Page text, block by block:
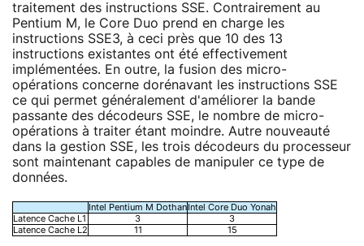
traitement des instructions SSE. Contrairement au
Pentium M, le Core Duo prend en charge les
instructions SSE3, à ceci près que 10 des 13
instructions existantes ont été effectivement
implémentées. En outre, la fusion des micro-
opérations concerne dorénavant les instructions SSE
ce qui permet généralement d'améliorer la bande
passante des décodeurs SSE, le nombre de micro-
opérations à traiter étant moindre. Autre nouveauté
dans la gestion SSE, les trois décodeurs du processeur
sont maintenant capables de manipuler ce type de
données.
Intel Pentium M Dothan Intel Core Duo Yonah
Latence Cache L1
3
3
Latence Cache L2
11 15